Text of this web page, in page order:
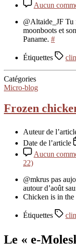
Aucun
@Altaide_JF Tu
moonboots et
Paname. #
Étiquettes
Catégories
Micro-blog
Frozen
Auteur de
Date de l’article
Aucun
22)
@mkrus pas
autour d’août
Chicken is in
Étiquettes
Le « e-